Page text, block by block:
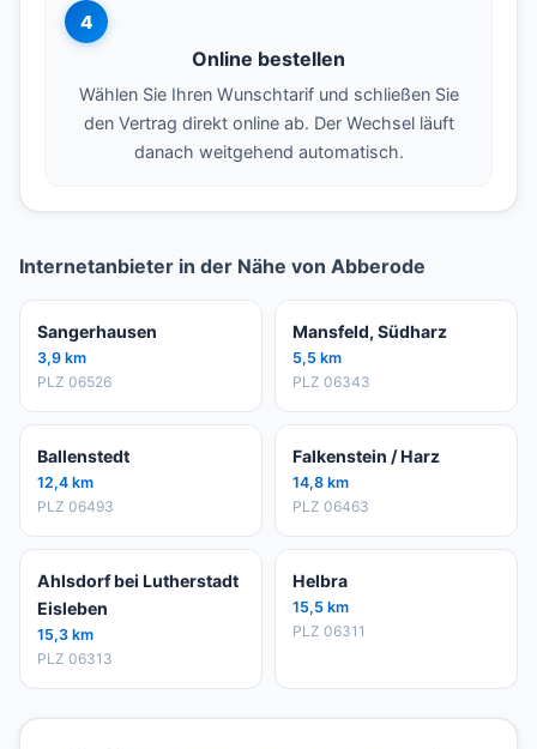
4
Online bestellen
Wählen Sie Ihren Wunschtarif und schließen Sie
den Vertrag direkt online ab. Der Wechsel läuft
danach weitgehend automatisch.
Internetanbieter in der Nähe von Abberode
Sangerhausen
3,9 km
PLZ 06526
Mansfeld, Südharz
5,5 km
PLZ 06343
Ballenstedt
12,4 km
PLZ 06493
Falkenstein / Harz
14,8 km
PLZ 06463
Ahlsdorf bei Lutherstadt
Eisleben
15,3 km
PLZ 06313
Helbra
15,5 km
PLZ 06311